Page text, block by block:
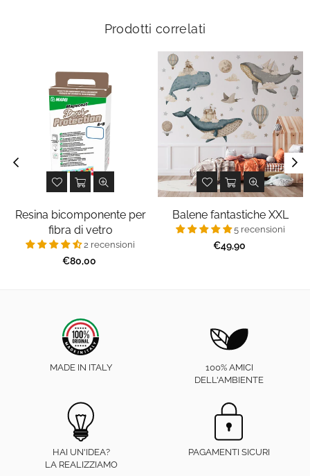
Prodotti correlati
Resina bicomponente per
fibra di vetro
2 recensioni
Prezzo
€80,00
Balene fantastiche XXL
5 recensioni
Prezzo
€49,90
MADE IN ITALY
100% AMICI
DELL'AMBIENTE
HAI UN'IDEA?
LA REALIZZIAMO
PAGAMENTI SICURI